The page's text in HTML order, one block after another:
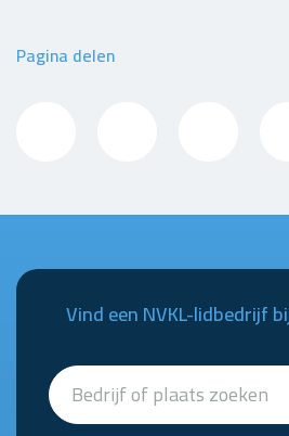
Pagina delen
Vind een NVKL-lidbedrijf